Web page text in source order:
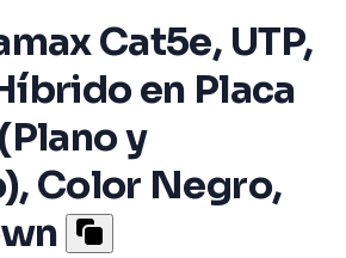
Cat5e, UTP,
en Placa
y
Color Negro,